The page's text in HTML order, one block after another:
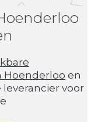
Hoenderloo en
voor